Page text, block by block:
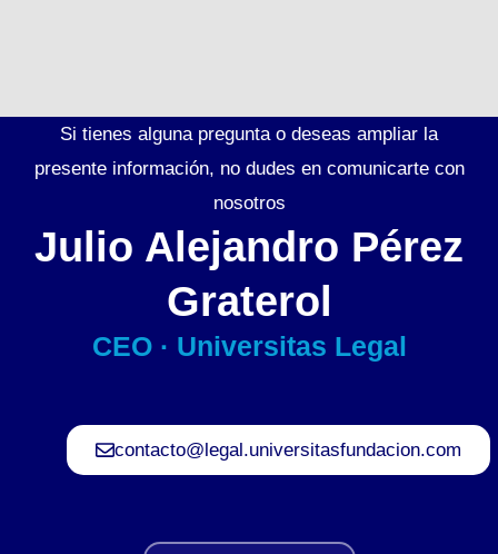
Si tienes alguna pregunta o deseas ampliar la
presente información, no dudes en comunicarte con
nosotros
Julio Alejandro Pérez
Graterol
CEO · Universitas Legal
contacto@legal.universitasfundacion.com